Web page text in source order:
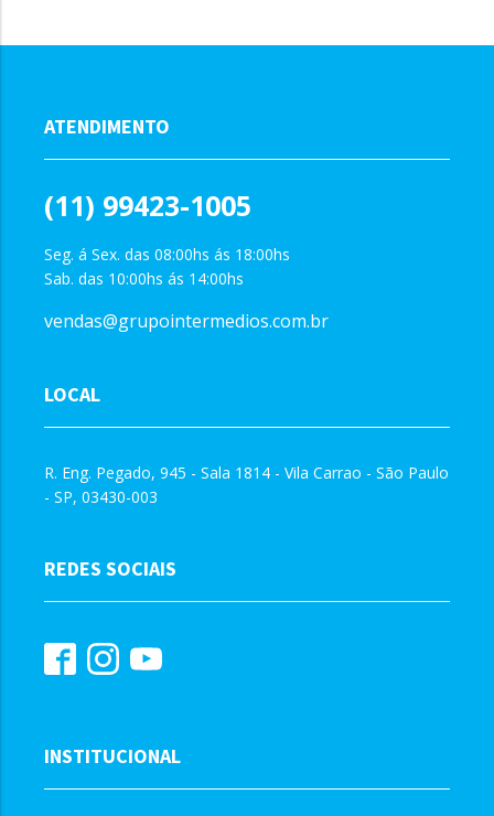
ATENDIMENTO
(11) 99423-1005
Seg. á Sex. das 08:00hs ás 18:00hs
Sab. das 10:00hs ás 14:00hs
vendas@grupointermedios.com.br
LOCAL
R. Eng. Pegado, 945 - Sala 1814 - Vila Carrao - São Paulo
- SP, 03430-003
REDES SOCIAIS
INSTITUCIONAL